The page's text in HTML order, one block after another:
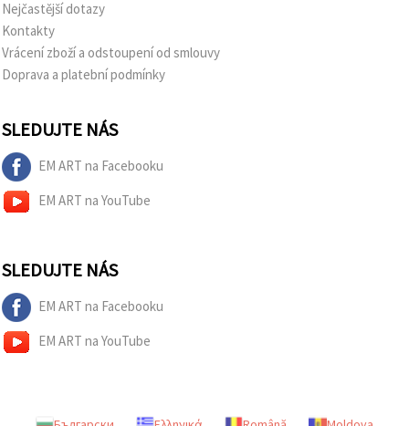
Nejčastější dotazy
Kontakty
Vrácení zboží a odstoupení od smlouvy
Doprava a platební podmínky
SLEDUJTE NÁS
EM ART na Facebooku
EM ART na YouTube
SLEDUJTE NÁS
EM ART na Facebooku
EM ART na YouTube